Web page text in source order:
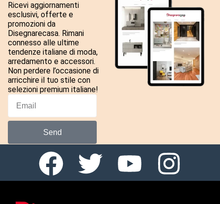
Ricevi aggiornamenti
esclusivi, offerte e
promozioni da
Disegnarecasa. Rimani
connesso alle ultime
tendenze italiane di moda,
arredamento e accessori.
Non perdere l’occasione di
arricchire il tuo stile con
selezioni premium italiane!
Send